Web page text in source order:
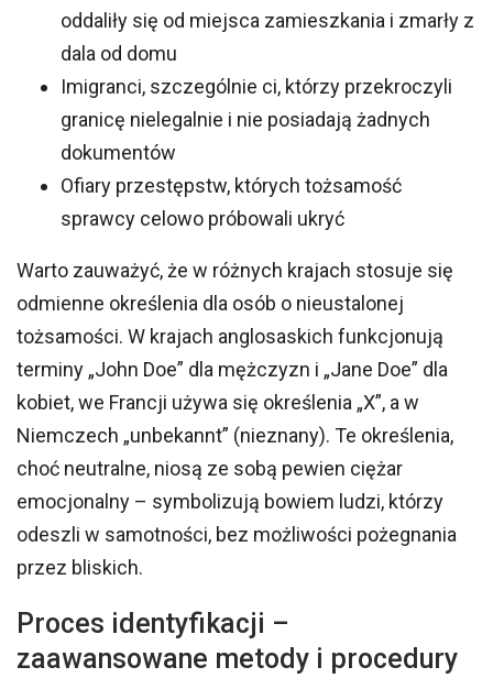
oddaliły się od miejsca zamieszkania i zmarły z
dala od domu
Imigranci, szczególnie ci, którzy przekroczyli
granicę nielegalnie i nie posiadają żadnych
dokumentów
Ofiary przestępstw, których tożsamość
sprawcy celowo próbowali ukryć
Warto zauważyć, że w różnych krajach stosuje się
odmienne określenia dla osób o nieustalonej
tożsamości. W krajach anglosaskich funkcjonują
terminy „John Doe” dla mężczyzn i „Jane Doe” dla
kobiet, we Francji używa się określenia „X”, a w
Niemczech „unbekannt” (nieznany). Te określenia,
choć neutralne, niosą ze sobą pewien ciężar
emocjonalny – symbolizują bowiem ludzi, którzy
odeszli w samotności, bez możliwości pożegnania
przez bliskich.
Proces identyfikacji –
zaawansowane metody i procedury